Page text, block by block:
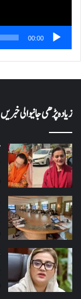
00:00
زیادہ پڑھی جانیوالی خبریں